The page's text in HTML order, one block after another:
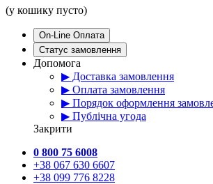
(у кошику пусто)
On-Line Оплата
Статус замовлення
Допомога
▶ Доставка замовлення
▶ Оплата замовлення
▶ Порядок оформлення
▶ Публічна угода
Закрити
0 800 75 6008
+38 067 630 6607
+38 099 776 8228